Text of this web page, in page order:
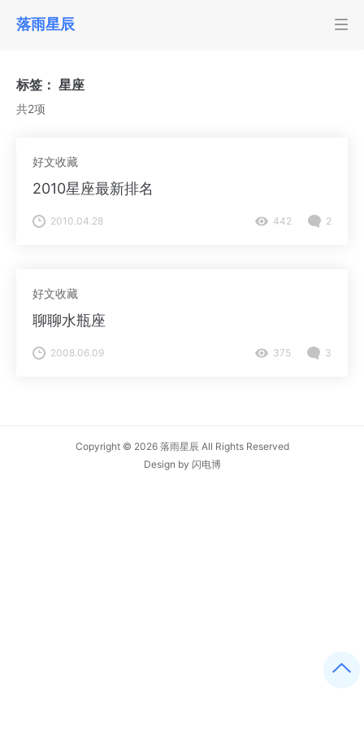
落雨星辰
标签： 星座
共2项
好文收藏
2010星座最新排名
2010.04.28 442 2
好文收藏
聊聊水瓶座
2008.06.09 375 3
Copyright © 2026 落雨星辰 All Rights Reserved
Design by 闪电博